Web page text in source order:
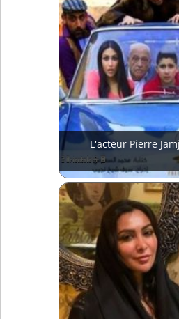
L'acteur Pierre